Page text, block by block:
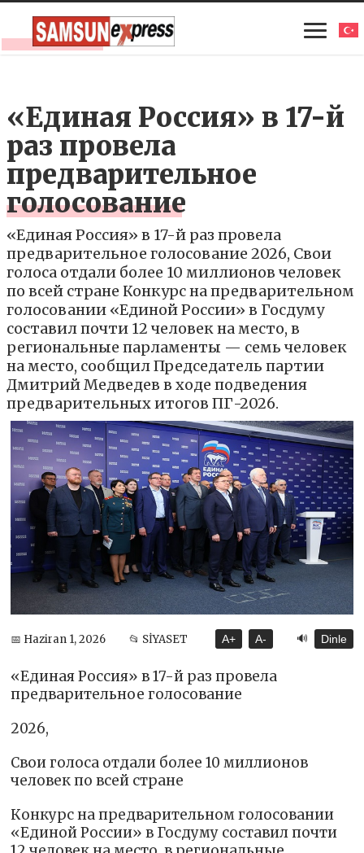
«Единая Россия» в 17-й
раз провела
предварительное
голосование
«Единая Россия» в 17-й раз провела
предварительное голосование 2026, Свои
голоса отдали более 10 миллионов человек
по всей стране Конкурс на предварительном
голосовании «Единой России» в Госдуму
составил почти 12 человек на место, в
региональные парламенты — семь человек
на место, сообщил Председатель партии
Дмитрий Медведев в ходе подведения
предварительных итогов ПГ-2026.
📅 Haziran 1, 2026 📂 SİYASET A+ A- 🔊 Dinle
«Единая Россия» в 17-й раз провела
предварительное голосование
2026,
Свои голоса отдали более 10 миллионов
человек по всей стране
Конкурс на предварительном голосовании
«Единой России» в Госдуму составил почти